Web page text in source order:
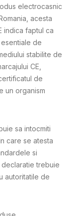
electrocasnic
acesta
indica faptul ca
de
stabilite de
CE,
de
un organism
sa intocmiti
care se atesta
si
trebuie
autoritatile de